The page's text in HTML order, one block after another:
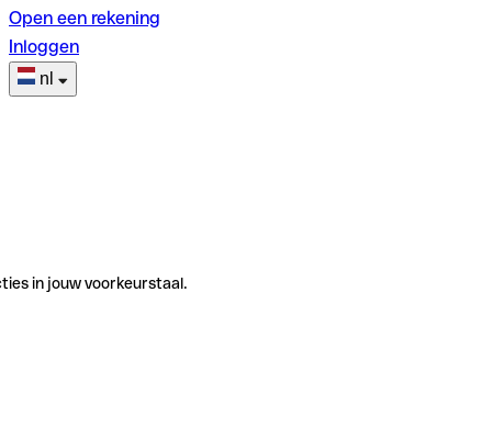
Open een rekening
Inloggen
nl
in jouw voorkeurstaal.